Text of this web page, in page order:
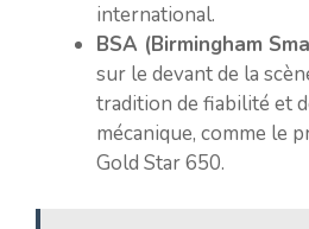
international.
BSA (Birmingham
sur le devant de la
tradition de fiabilité et
mécanique, comme le
Gold Star 650.